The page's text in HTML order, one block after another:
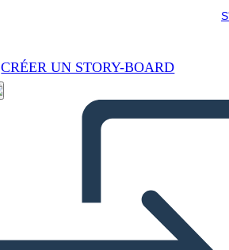
CRÉER UN STORY-BOARD